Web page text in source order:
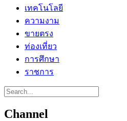
เทคโนโลยี
ความงาม
ขายตรง
ท่องเที่ยว
การศึกษา
ราชการ
Channel